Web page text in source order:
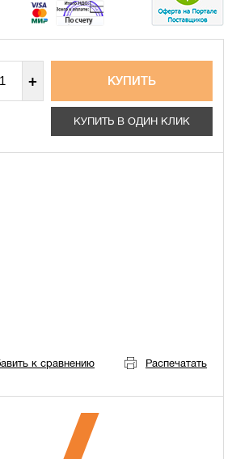
+
КУПИТЬ В ОДИН КЛИК
к сравнению Распечатать